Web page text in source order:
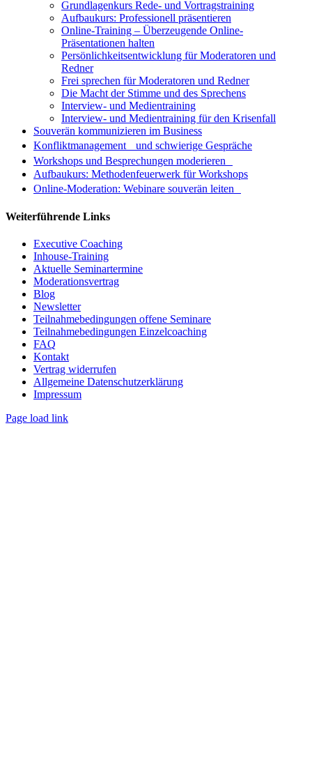
Grundlagenkurs Rede- und Vortragstraining
Aufbaukurs: Professionell präsentieren
Online-Training – Überzeugende Online-
Präsentationen halten
Persönlichkeitsentwicklung für Moderatoren und
Redner
Frei sprechen für Moderatoren und Redner
Die Macht der Stimme und des Sprechens
Interview- und Medientraining
Interview- und Medientraining für den Krisenfall
Souverän kommunizieren im Business
Konfliktmanagement und schwierige Gespräche
Workshops und Besprechungen moderieren
Aufbaukurs: Methodenfeuerwerk für Workshops
Online-Moderation: Webinare souverän leiten
Weiterführende Links
Executive Coaching
Inhouse-Training
Aktuelle Seminartermine
Moderationsvertrag
Blog
Newsletter
Teilnahmebedingungen offene Seminare
Teilnahmebedingungen Einzelcoaching
FAQ
Kontakt
Vertrag widerrufen
Allgemeine Datenschutzerklärung
Impressum
Page load link